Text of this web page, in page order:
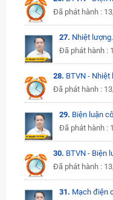
Đã phát hành :
27. Nhiệt
Đã phát hành :
28. BTVN -
Đã phát hành :
29. Biện luận
Đã phát hành :
30. BTVN - Biện
Đã phát hành :
31. Mạch điện